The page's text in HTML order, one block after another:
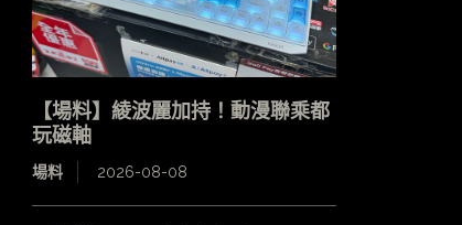
【場料】綾波麗加持！動漫聯乘都
玩磁軸
場料 2026-08-08